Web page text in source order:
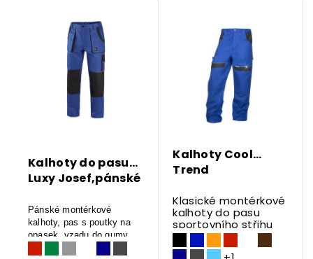
Kalhoty do pasu
Luxy Josef,pánské
Pánské montérkové
kalhoty, pas s poutky na
opasek, vzadu do gumy.
Kalhoty Cool
Trend
Klasické montérkové
kalhoty do pasu
sportovního střihu
zapínání na zip.